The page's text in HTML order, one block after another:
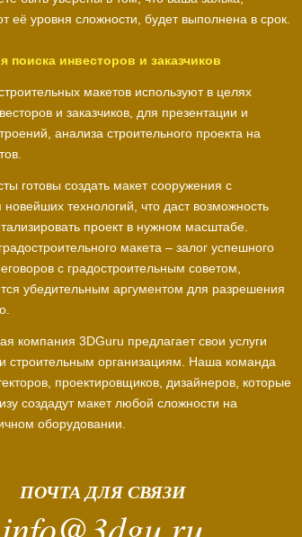
её уровня сложности, будет выполнена в срок.
поиска инвесторов и заказчиков
макетов используют в целях
и заказчиков, для презентации и
анализа строительного проекта на
готовы создать макет сооружения с
технологий, что даст возможность
проект в нужном масштабе.
макета – залог успешного
с градостроительным советом,
убедительным аргументом для разрешения
компания 3DGuru предлагает свои услуги
строительным организациям. Наша команда
проектировщиков, дизайнеров, которые
создадут макет любой сложности на
оборудовании.
ПОЧТА ДЛЯ СВЯЗИ